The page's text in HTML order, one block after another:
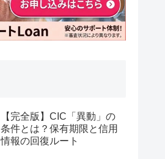
【完全版】CIC「異動」の
条件とは？保有期限と信用
情報の回復ルート